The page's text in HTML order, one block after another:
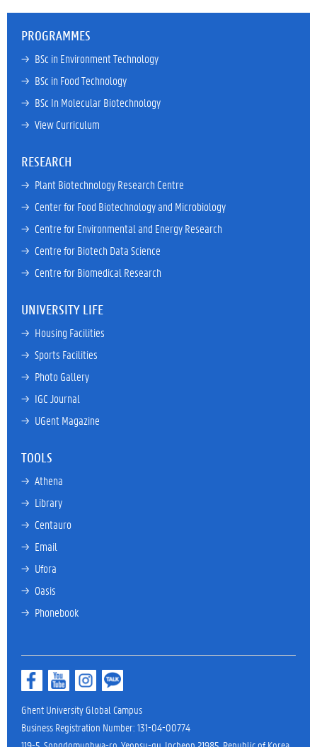
PROGRAMMES
→ BSc in Environment Technology
→ BSc in Food Technology
→ BSc In Molecular Biotechnology
→ View Curriculum
RESEARCH
→ Plant Biotechnology Research Centre
→ Center for Food Biotechnology and Microbiology
→ Centre for Environmental and Energy Research
→ Centre for Biotech Data Science
→ Centre for Biomedical Research
UNIVERSITY LIFE
→ Housing Facilities
→ Sports Facilities
→ Photo Gallery
→ IGC Journal
→ UGent Magazine
TOOLS
→ Athena
→ Library
→ Centauro
→ Email
→ Ufora
→ Oasis
→ Phonebook
Ghent University Global Campus
Business Registration Number: 131-04-00774